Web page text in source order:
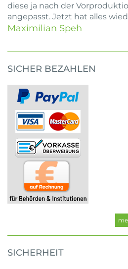
diese ja nach der
angepasst. Jetzt hat alles
Maximilian Speh
SICHER BEZAHLEN
SICHERHEIT